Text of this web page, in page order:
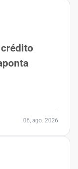
06, ago. 2026